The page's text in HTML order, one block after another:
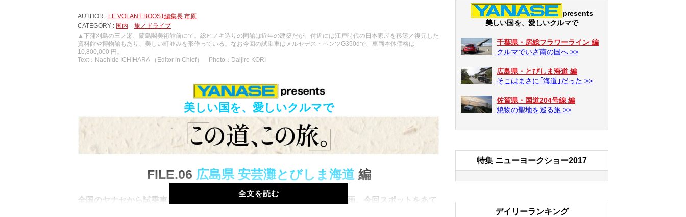
AUTHOR : LE VOLANT BOOST編集長 市原
CATEGORY : 国内
旅／ドライブ
▲下蒲刈島の三ノ瀬、蘭島閣美術館前にて。総ヒノキ造りの同館は近年の建築だが、付近には江戸時代の日本家屋を移築／復元した
資料館や博物館もあり、美しい町並みを形作っている。なお今回の試乗車はメルセデス・ベンツG350dで、車両本体価格は
10,800,000 円。
Text：Naohide ICHIHARA （Editor in Chief） Photo：Daijiro KORI
美しい国を、愛しいクルマで
FILE.06 広島県 安芸灘とびしま海道 編
全国のヤナセから試乗車を借り、おすすめドライブコースを紹介する本企画。
今回スポットをあて
全文を読む
presents
美しい国を、愛しいクルマで
千葉県・房総フラワーライン 編
クルマでいざ南の国へ >>
広島県・とびしま海道 編
そこはまさに｢海道｣だった >>
佐賀県・国道204号線 編
焼物の聖地を巡る旅 >>
特集 ニューヨークショー2017
デイリーランキング